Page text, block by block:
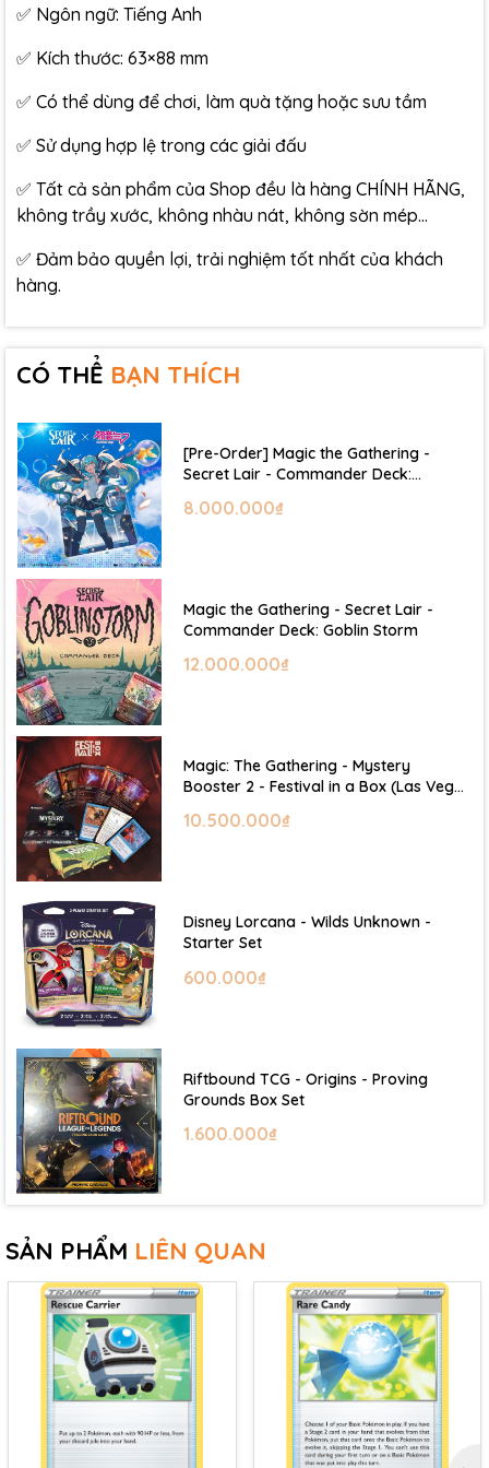
✅ Ngôn ngữ: Tiếng Anh
✅ Kích thước: 63×88 mm
✅ Có thể dùng để chơi, làm quà tặng hoặc sưu tầm
✅ Sử dụng hợp lệ trong các giải đấu
✅ Tất cả sản phẩm của Shop đều là hàng CHÍNH HÃNG,
không trầy xước, không nhàu nát, không sờn mép…
✅ Đảm bảo quyền lợi, trải nghiệm tốt nhất của khách
hàng.
CÓ THỂ BẠN THÍCH
[Pre-Order] Magic the Gathering -
Secret Lair - Commander Deck:
8.000.000₫
Magic the Gathering - Secret Lair -
Commander Deck: Goblin Storm
12.000.000₫
Magic: The Gathering - Mystery
Booster 2 - Festival in a Box (Las Vegas
10.500.000₫
Disney Lorcana - Wilds Unknown -
Starter Set
600.000₫
Riftbound TCG - Origins - Proving
Grounds Box Set
1.600.000₫
SẢN PHẨM LIÊN QUAN